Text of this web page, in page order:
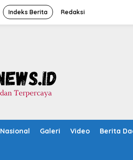
Indeks Berita Redaksi
Nasional Galeri Video Berita